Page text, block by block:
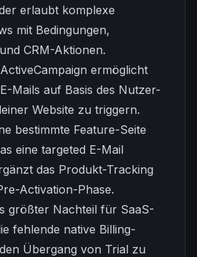
erlaubt komplexe
mit Bedingungen,
CRM-Aktionen.
ermöglicht
Mails auf Basis des Nutzer-
Website zu triggern.
bestimmte Feature-Seite
eine targeted E-Mail
das Produkt-Tracking
Activation-Phase.
größter Nachteil für SaaS-
fehlende native Billing-
Übergang von Trial zu